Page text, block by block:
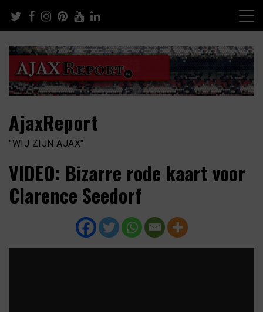
content
AjaxReport
"WIJ ZIJN AJAX"
VIDEO: Bizarre rode kaart voor
Clarence Seedorf